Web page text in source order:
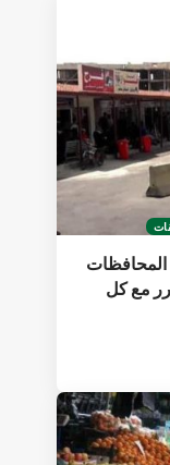
المحافظات
مع كل